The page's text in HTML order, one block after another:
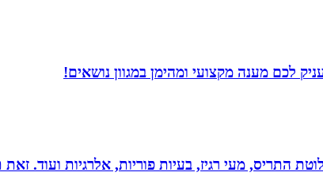
לכם מענה מקצועי ומהימן במגוון נושאים!
התריס, מעי רגיז, בעיות פוריות, אלרגיות ועוד.